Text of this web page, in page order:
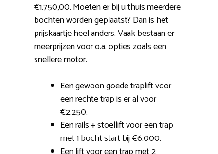
€1.750,00. Moeten er bij u thuis meerdere
bochten worden geplaatst? Dan is het
prijskaartje heel anders. Vaak bestaan er
meerprijzen voor o.a. opties zoals een
snellere motor.
Een gewoon goede traplift voor
een rechte trap is er al voor
€2.250.
Een rails + stoellift voor een trap
met 1 bocht start bij €6.000.